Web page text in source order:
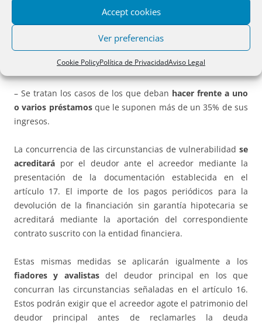
Accept cookies
Ver preferencias
Cookie PolicyPolítica de PrivacidadAviso Legal
– No se tendrá en cuenta la aplicación de una posible
moratoria hipotecaria o de alquiler a efectos de calcular si
se ha alcanzado o no el límite de la carga hipotecaria o la
renta arrendaticia del35% de los ingresos.
– Se tratan los casos de los que deban hacer frente a uno
o varios préstamosque le suponen más de un 35% de sus
ingresos.
La concurrencia de las circunstancias de vulnerabilidad se
acreditará por el deudor ante el acreedor mediante la
presentación de la documentación establecida en el
artículo 17. El importe de los pagos periódicos para la
devolución de la financiación sin garantía hipotecaria se
acreditará mediante la aportación del correspondiente
contrato suscrito con la entidad financiera.
Estas mismas medidas se aplicarán igualmente a los
fiadores y avalistasdel deudor principal en los que
concurran las circunstancias señaladas en el artículo 16.
Estos podrán exigir que el acreedor agote el patrimonio del
deudor principal antes de reclamarles la deuda